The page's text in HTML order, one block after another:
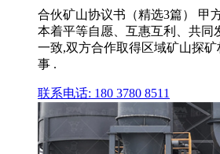
合伙矿山协议书（精选3篇） 甲
本着平等自愿、互惠互利、共同
一致,双方合作取得区域矿山探
事 .
联系电话: 180 3780 8511